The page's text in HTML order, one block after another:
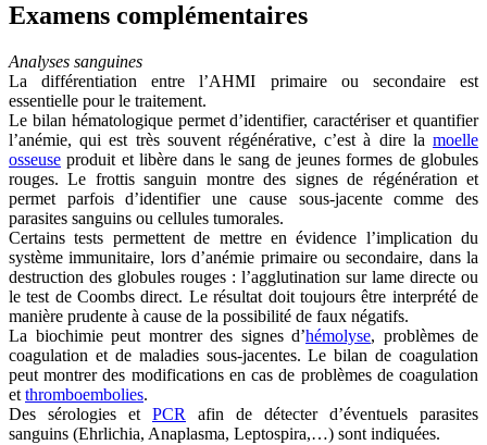
Examens complémentaires
Analyses sanguines
La différentiation entre l’AHMI primaire ou secondaire est
essentielle pour le traitement.
Le bilan hématologique permet d’identifier, caractériser et quantifier
l’anémie, qui est très souvent régénérative, c’est à dire la moelle
osseuse produit et libère dans le sang de jeunes formes de globules
rouges. Le frottis sanguin montre des signes de régénération et
permet parfois d’identifier une cause sous-jacente comme des
parasites sanguins ou cellules tumorales.
Certains tests permettent de mettre en évidence l’implication du
système immunitaire, lors d’anémie primaire ou secondaire, dans la
destruction des globules rouges : l’agglutination sur lame directe ou
le test de Coombs direct. Le résultat doit toujours être interprété de
manière prudente à cause de la possibilité de faux négatifs.
La biochimie peut montrer des signes d’hémolyse, problèmes de
coagulation et de maladies sous-jacentes. Le bilan de coagulation
peut montrer des modifications en cas de problèmes de coagulation
et thromboembolies.
Des sérologies et PCR
afin de détecter d’éventuels parasites
sanguins (Ehrlichia, Anaplasma, Leptospira,…) sont indiquées.